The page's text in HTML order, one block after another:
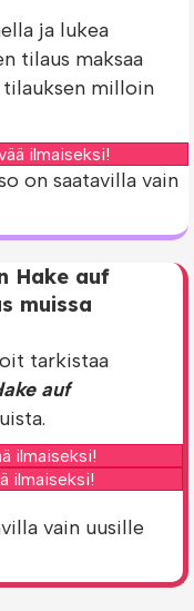
ja lukea
tilaus maksaa
milloin
ilmaiseksi!
on saatavilla vain
Hake auf
muissa
tarkistaa
auf
ilmaiseksi!
ilmaiseksi!
vain uusille